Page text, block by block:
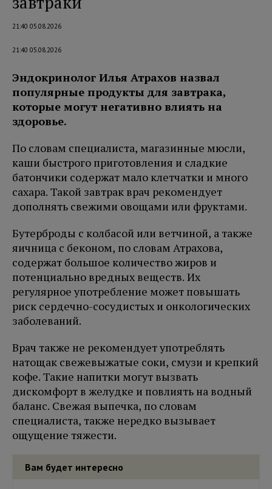
21:40 05.08.2026
21:40 05.08.2026
Эндокринолог Илья Атрахов назвал
популярные продукты для завтрака,
которые могут негативно влиять на
здоровье.
По словам специалиста, магазинные мюсли,
каши быстрого приготовления и сладкие
батончики содержат мало клетчатки и много
сахара. Такой завтрак врач рекомендует
дополнять свежими овощами или фруктами.
Бутерброды с колбасой или ветчиной, а также
яичница с беконом, по словам Атрахова,
содержат большое количество жиров и
потенциально вредных веществ. Их
регулярное употребление может повышать
риск сердечно-сосудистых и онкологических
заболеваний.
Врач также не рекомендует употреблять
натощак свежевыжатые соки, смузи и крепкий
кофе. Такие напитки могут вызвать
дискомфорт в желудке и повлиять на водный
баланс. Свежая выпечка, по словам
специалиста, также нередко вызывает
ощущение тяжести.
Вам будет интересно